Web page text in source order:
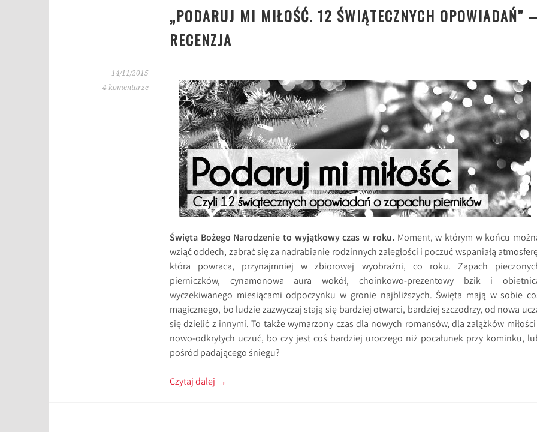
„PODARUJ MI MIŁOŚĆ. 12 ŚWIĄTECZNYCH OPOWIADAŃ” –
RECENZJA
14/11/2015
4 komentarze
Święta Bożego Narodzenie to wyjątkowy czas w roku.Moment, w którym w końcu
wziąć oddech, zabrać się za nadrabianie rodzinnych zaległości i poczuć wspaniałą
która powraca, przynajmniej w zbiorowej wyobraźni, co roku. Zapach
pierniczków, cynamonowa aura wokół, choinkowo-prezentowy bzik i
wyczekiwanego miesiącami odpoczynku w gronie najbliższych. Święta mają w sobie
magicznego, bo ludzie zazwyczaj stają się bardziej otwarci, bardziej szczodrzy, od nowa
się dzielić z innymi. To także wymarzony czas dla nowych romansów, dla zalążków
nowo-odkrytych uczuć, bo czy jest coś bardziej uroczego niż pocałunek przy kominku,
pośród padającego śniegu?
Czytaj dalej →